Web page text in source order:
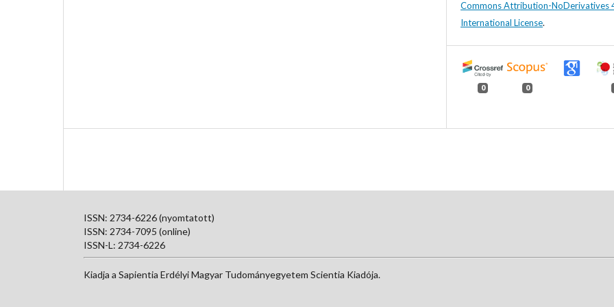
Commons Attribution-NoDerivatives
International License.
0 0
ISSN: 2734-6226 (nyomtatott)
ISSN: 2734-7095 (online)
ISSN-L: 2734-6226
Kiadja a Sapientia Erdélyi Magyar Tudományegyetem Scientia Kiadója.